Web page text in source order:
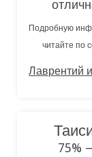
Подробную
читайте по
Лаврентий
75%